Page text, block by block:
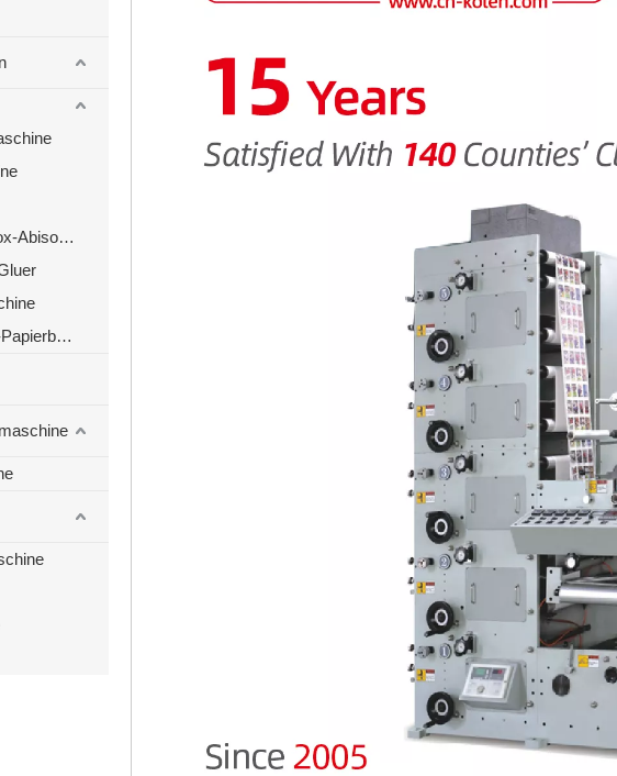
Automatische Papierbox-Abisoliermaschine
Hamburger Fast-Food-Papierbox-Herstellungsmaschine